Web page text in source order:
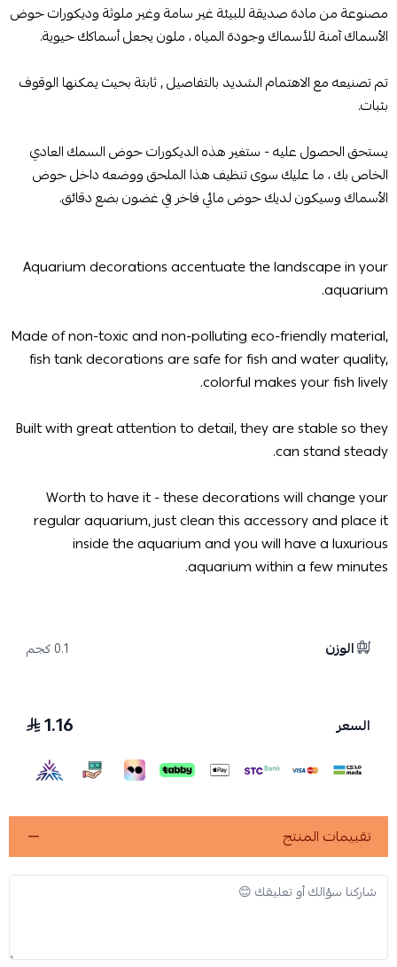
مصنوعة من مادة صديقة للبيئة غير سامة وغير ملوثة وديكورات حوض
الأسماك آمنة للأسماك وجودة المياه ، ملون يجعل أسماكك حيوية.
تم تصنيعه مع الاهتمام الشديد بالتفاصيل , ثابتة بحيث يمكنها الوقوف
بثبات.
يستحق الحصول عليه - ستغير هذه الديكورات حوض السمك العادي
الخاص بك ، ما عليك سوى تنظيف هذا الملحق ووضعه داخل حوض
الأسماك وسيكون لديك حوض مائي فاخر في غضون بضع دقائق.
Aquarium decorations accentuate the landscape in your
aquarium.
Made of non-toxic and non-polluting eco-friendly material,
fish tank decorations are safe for fish and water quality,
colorful makes your fish lively.
Built with great attention to detail, they are stable so they
can stand steady.
Worth to have it - these decorations will change your
regular aquarium, just clean this accessory and place it
inside the aquarium and you will have a luxurious
aquarium within a few minutes.
الوزن 0.1 كجم
السعر 1.16
تقييمات المنتج